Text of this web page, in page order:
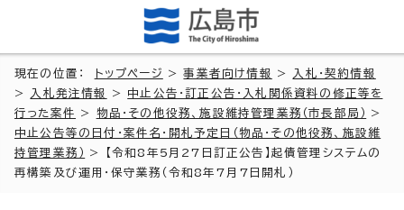
現在の位置： トップページ >事業者向け情報 >
入札・契約情報
>
入札発注情報 > 中止公告・訂正公告・入札関係資料の修正等を
行った案件
> 物品・その他役務、施設維持管理業務（市長部局）
>
中止公告等の日付・案件名・開札予定日（物品・その他役務、施設維
持管理業務）
> 【令和8年5月27日訂正公告】起債管理システムの
再構築及び運用・保守業務（令和8年7月7日開札）